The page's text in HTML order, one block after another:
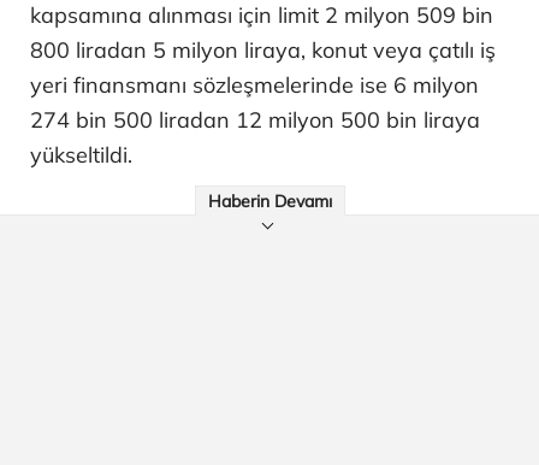
kapsamına alınması için limit 2 milyon 509 bin
800 liradan 5 milyon liraya, konut veya çatılı iş
yeri finansmanı sözleşmelerinde ise 6 milyon
274 bin 500 liradan 12 milyon 500 bin liraya
yükseltildi.
Haberin Devamı